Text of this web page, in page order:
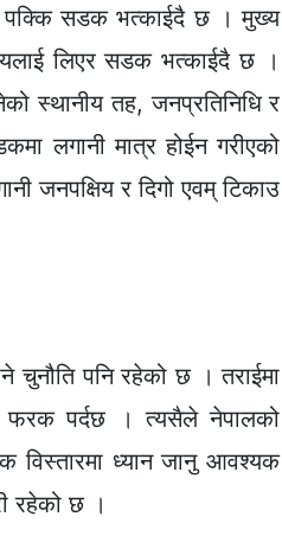
पक्कि सडक भत्काईदै छ । मुख्य
लिएर सडक भत्काईदै छ ।
स्थानीय तह, जनप्रतिनिधि र
लगानी मात्र होईन गरीएको
जनपक्षिय र दिगो एवम् टिकाउ
चुनौति पनि रहेको छ । तराईमा
फरक पर्दछ । त्यसैले नेपालको
विस्तारमा ध्यान जानु आवश्यक
रहेको छ ।